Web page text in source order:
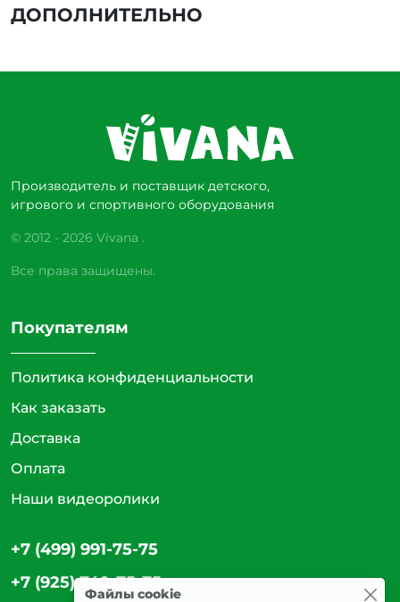
ДОПОЛНИТЕЛЬНО
Производитель и поставщик детского,
игрового и спортивного оборудования
© 2012 - 2026 Vivana .
Все права защищены.
Покупателям
Политика конфиденциальности
Как заказать
Доставка
Оплата
Наши видеоролики
+7 (499) 991-75-75
+7 (925) 740-75-75
Файлы cookie